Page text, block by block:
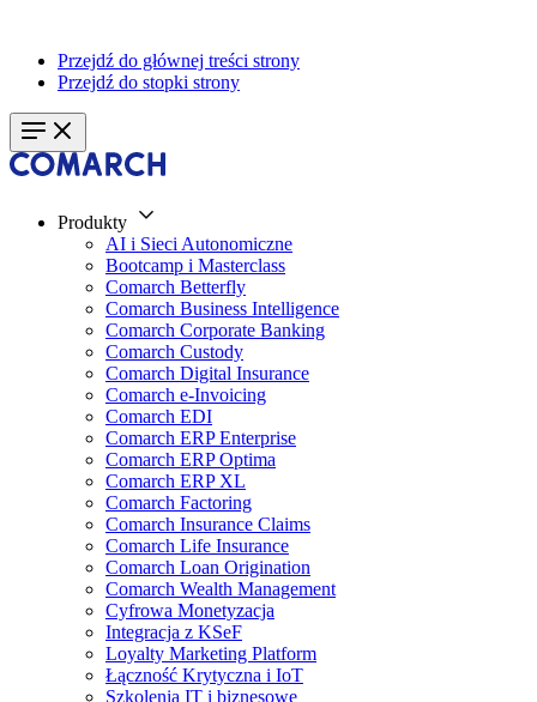
Przejdź do głównej treści strony
Przejdź do stopki strony
Produkty
AI i Sieci Autonomiczne
Bootcamp i Masterclass
Comarch Betterfly
Comarch Business Intelligence
Comarch Corporate Banking
Comarch Custody
Comarch Digital Insurance
Comarch e-Invoicing
Comarch EDI
Comarch ERP Enterprise
Comarch ERP Optima
Comarch ERP XL
Comarch Factoring
Comarch Insurance Claims
Comarch Life Insurance
Comarch Loan Origination
Comarch Wealth Management
Cyfrowa Monetyzacja
Integracja z KSeF
Loyalty Marketing Platform
Łączność Krytyczna i IoT
Szkolenia IT i biznesowe